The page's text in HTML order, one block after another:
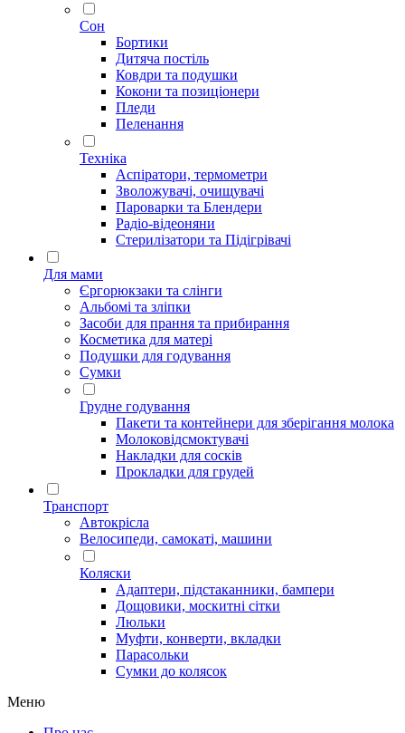
Сон
Бортики
Дитяча постіль
Ковдри та подушки
Кокони та позиціонери
Пледи
Пеленання
Техніка
Аспіратори, термометри
Зволожувачі, очищувачі
Пароварки та Блендери
Радіо-відеоняни
Стерилізатори та Підігрівачі
Для мами
Єргорюкзаки та слінги
Альбомі та зліпки
Засоби для прання та прибирання
Косметика для матері
Подушки для годування
Сумки
Грудне годування
Пакети та контейнери для зберігання молока
Молоковідсмоктувачі
Накладки для сосків
Прокладки для грудей
Транспорт
Автокрісла
Велосипеди, самокаті, машини
Коляски
Адаптери, підстаканники, бампери
Дощовики, москитні сітки
Люльки
Муфти, конверти, вкладки
Парасольки
Сумки до колясок
Меню